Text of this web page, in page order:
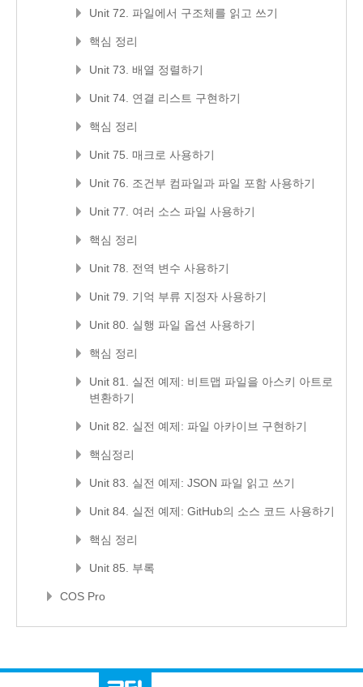
Unit 72. 파일에서 구조체를 읽고 쓰기
핵심 정리
Unit 73. 배열 정렬하기
Unit 74. 연결 리스트 구현하기
핵심 정리
Unit 75. 매크로 사용하기
Unit 76. 조건부 컴파일과 파일 포함 사용하기
Unit 77. 여러 소스 파일 사용하기
핵심 정리
Unit 78. 전역 변수 사용하기
Unit 79. 기억 부류 지정자 사용하기
Unit 80. 실행 파일 옵션 사용하기
핵심 정리
Unit 81. 실전 예제: 비트맵 파일을 아스키 아트로
변환하기
Unit 82. 실전 예제: 파일 아카이브 구현하기
핵심정리
Unit 83. 실전 예제: JSON 파일 읽고 쓰기
Unit 84. 실전 예제: GitHub의 소스 코드 사용하기
핵심 정리
Unit 85. 부록
COS Pro